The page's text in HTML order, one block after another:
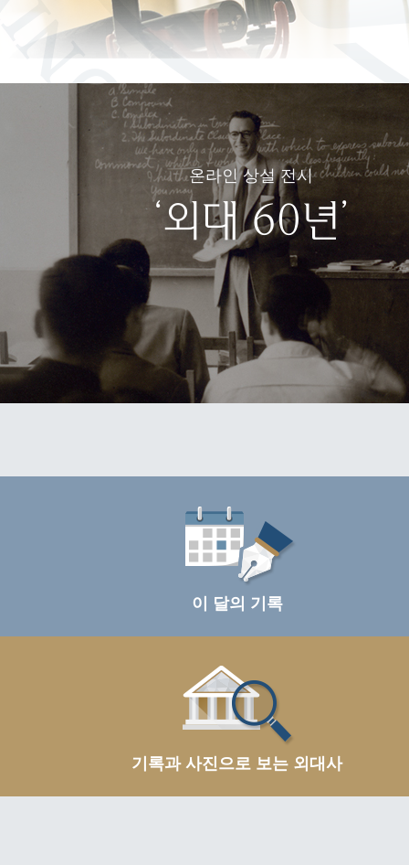
온라인 상설 전시
‘외대 60년’
이 달의 기록
기록과 사진으로 보는 외대사